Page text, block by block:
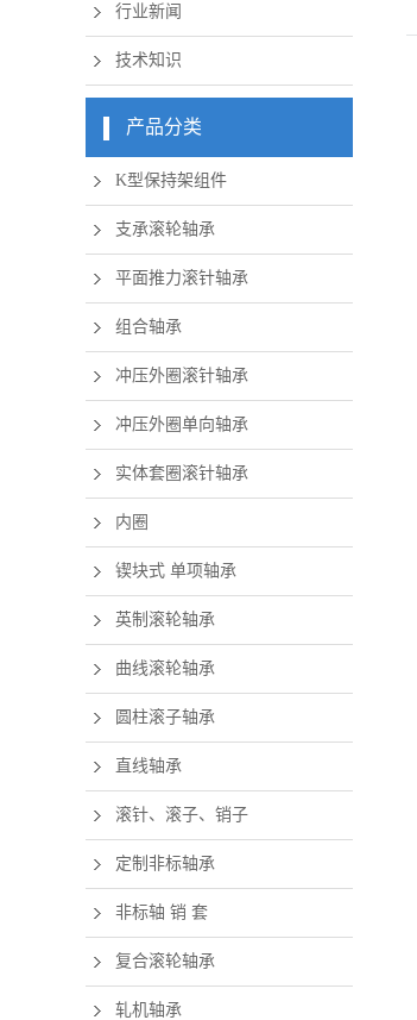
行业新闻
技术知识
产品分类
K型保持架组件
支承滚轮轴承
平面推力滚针轴承
组合轴承
冲压外圈滚针轴承
冲压外圈单向轴承
实体套圈滚针轴承
内圈
锲块式 单项轴承
英制滚轮轴承
曲线滚轮轴承
圆柱滚子轴承
直线轴承
滚针、滚子、销子
定制非标轴承
非标轴 销 套
复合滚轮轴承
轧机轴承